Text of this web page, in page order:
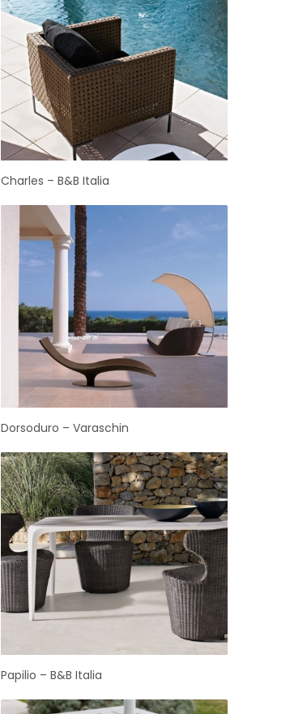
Charles – B&B Italia
Dorsoduro – Varaschin
Papilio – B&B Italia